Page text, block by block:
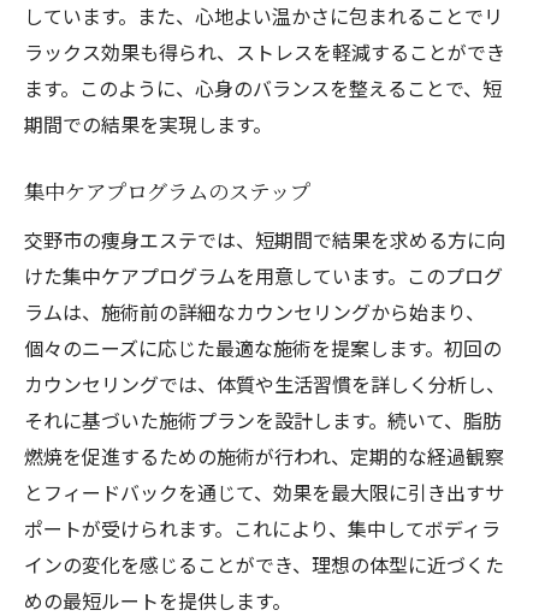
しています。また、心地よい温かさに包まれることでリ
ラックス効果も得られ、ストレスを軽減することができ
ます。このように、心身のバランスを整えることで、短
期間での結果を実現します。
集中ケアプログラムのステップ
交野市の痩身エステでは、短期間で結果を求める方に向
けた集中ケアプログラムを用意しています。このプログ
ラムは、施術前の詳細なカウンセリングから始まり、
個々のニーズに応じた最適な施術を提案します。初回の
カウンセリングでは、体質や生活習慣を詳しく分析し、
それに基づいた施術プランを設計します。続いて、脂肪
燃焼を促進するための施術が行われ、定期的な経過観察
とフィードバックを通じて、効果を最大限に引き出すサ
ポートが受けられます。これにより、集中してボディラ
インの変化を感じることができ、理想の体型に近づくた
めの最短ルートを提供します。